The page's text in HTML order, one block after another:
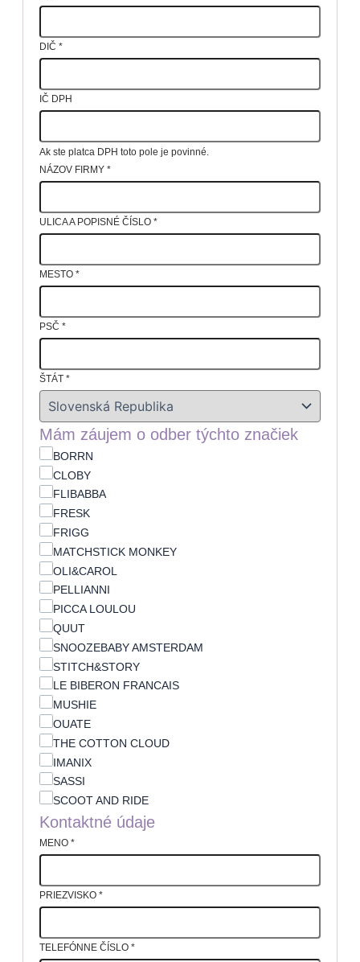
DIČ *
IČ DPH
Ak ste platca DPH toto pole je povinné.
NÁZOV FIRMY *
ULICA A POPISNÉ ČÍSLO *
MESTO *
PSČ *
ŠTÁT *
Mám záujem o odber týchto značiek
BORRN
CLOBY
FLIBABBA
FRESK
FRIGG
MATCHSTICK MONKEY
OLI&CAROL
PELLIANNI
PICCA LOULOU
QUUT
SNOOZEBABY AMSTERDAM
STITCH&STORY
LE BIBERON FRANCAIS
MUSHIE
OUATE
THE COTTON CLOUD
IMANIX
SASSI
SCOOT AND RIDE
Kontaktné údaje
MENO *
PRIEZVISKO *
TELEFÓNNE ČÍSLO *